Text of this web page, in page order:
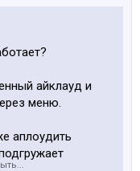
айклауд и
меню.
аплоудить